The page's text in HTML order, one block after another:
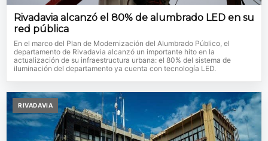
Rivadavia alcanzó el 80% de alumbrado LED en su
red pública
En el marco del Plan de Modernización del Alumbrado Público, el
departamento de Rivadavia alcanzó un importante hito en la
actualización de su infraestructura urbana: el 80% del sistema de
iluminación del departamento ya cuenta con tecnología LED.
RIVADAVIA